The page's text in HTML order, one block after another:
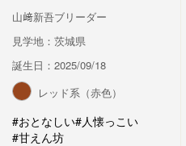
山﨑新吾ブリーダー
見学地：茨城県
誕生日：2025/09/18
レッド系（赤色）
#おとなしい#人懐っこい
#甘えん坊